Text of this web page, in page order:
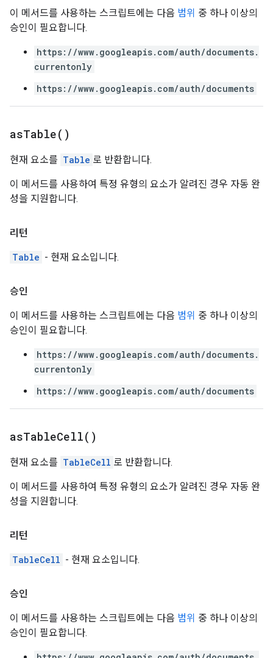
이 메서드를 사용하는 스크립트에는 다음 범위 중 하나 이상의
승인이 필요합니다.
https://www.googleapis.com/auth/documents.
currentonly
https://www.googleapis.com/auth/documents
asTable( )
현재 요소를 Table 로 반환합니다.
이 메서드를 사용하여 특정 유형의 요소가 알려진 경우 자동 완
성을 지원합니다.
리턴
Table - 현재 요소입니다.
승인
이 메서드를 사용하는 스크립트에는 다음 범위 중 하나 이상의
승인이 필요합니다.
https://www.googleapis.com/auth/documents.
currentonly
https://www.googleapis.com/auth/documents
asTableCell( )
현재 요소를 TableCell 로 반환합니다.
이 메서드를 사용하여 특정 유형의 요소가 알려진 경우 자동 완
성을 지원합니다.
리턴
TableCell - 현재 요소입니다.
승인
이 메서드를 사용하는 스크립트에는 다음 범위 중 하나 이상의
승인이 필요합니다.